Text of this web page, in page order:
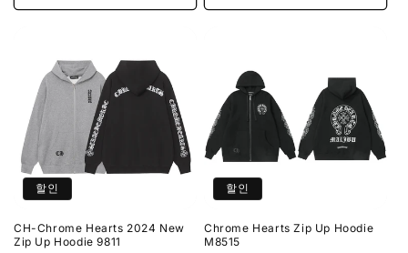
할인
CH-Chrome Hearts 2024 New
Zip Up Hoodie 9811
할인
Chrome Hearts Zip Up Hoodie
M8515